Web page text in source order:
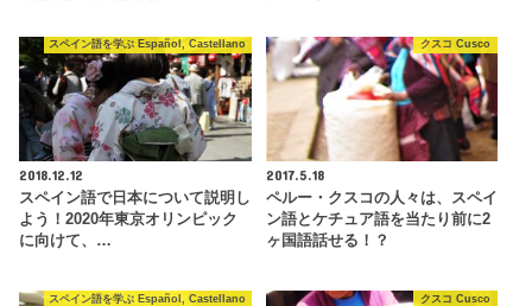
スペイン語を学ぶ Español, Castellano
2018.12.12
スペイン語で日本について説明し
よう！2020年東京オリンピック
に向けて、…
クスコ Cusco
2017.5.18
ペルー・クスコの人々は、スペイ
ン語とケチュア語を当たり前に2
ヶ国語話せる！？
スペイン語を学ぶ Español, Castellano クスコ Cusco